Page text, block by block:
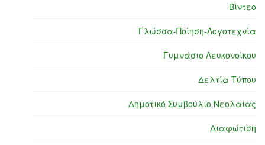
Βίντεο
Γλώσσα-Ποίηση-Λογοτεχνία
Γυμνάσιο Λευκονοίκου
Δελτία Τύπου
Δημοτικό Συμβούλιο Νεολαίας
Διαφώτιση